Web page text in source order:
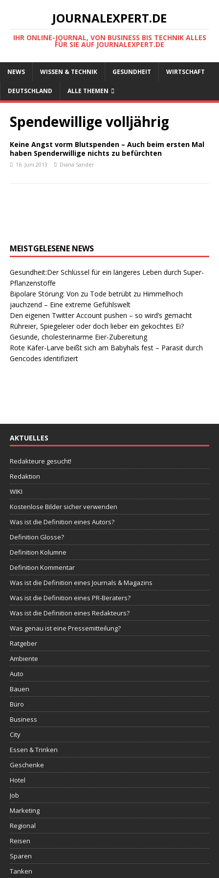
JOURNALEXPERT.DE
IHR ONLINE-JOURNAL, VON BUSINESS BIS TECHNIK ALLES
FÜR SIE AUF JOURNALEXPERT.DE
NEWS WISSEN & TECHNIK GESUNDHEIT WIRTSCHAFT
DEUTSCHLAND ALLE THEMEN
Spendewillige volljährig
Keine Angst vorm Blutspenden – Auch beim ersten Mal
haben Spenderwillige nichts zu befürchten
16. Juni 2013 Diana Sander
MEISTGELESENE NEWS
Gesundheit:Der Schlüssel für ein längeres Leben durch Super-
Pflanzenstoffe
Bipolare Störung: Von zu Tode betrübt zu Himmelhoch
jauchzend – Eine extreme Gefühlswelt
Den eigenen Twitter Account pushen – so wird’s gemacht
Rühreier, Spiegeleier oder doch lieber ein gekochtes Ei?
Gesunde, cholesterinarme Eier-Zubereitung
Rote Käfer-Larve beißt sich am Babyhals fest – Parasit durch
Gencodes identifiziert
AKTUELLES
Redakteure gesucht!
Redaktion
WIKI
Kostenlose Bilder sicher verwenden
Was ist die Definition eines Autors?
Definition Glosse?
Definition Kolumne
Definition Kommentar
Was ist die Definition eines Journals & Magazins
Was ist die Definition eines PR-Beraters?
Was ist die Definition eines Redakteurs?
Was genau ist eine Pressemitteilung?
Ratgeber
Ambiente
Auto
Bauen
Büro
Business
City
Essen & Trinken
Geschenke
Hotel
Job
Marketing
Regional
Reisen
Sparen
Tanken